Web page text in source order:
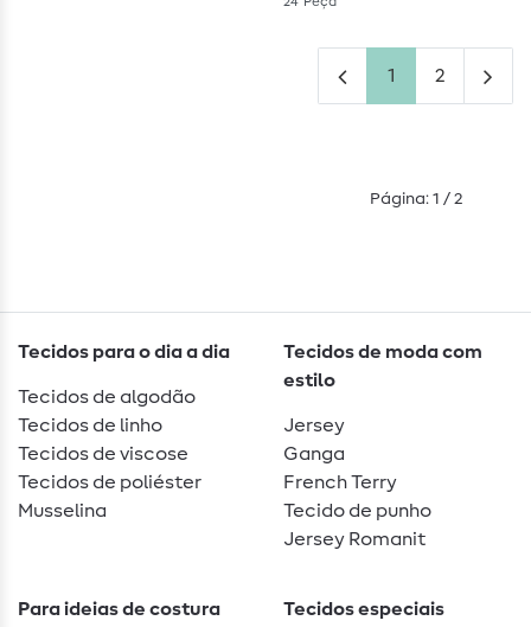
1 2
Página: 1 / 2
Tecidos para o dia a dia
Tecidos de algodão
Tecidos de linho
Tecidos de viscose
Tecidos de poliéster
Musselina
Tecidos de moda com
estilo
Jersey
Ganga
French Terry
Tecido de punho
Jersey Romanit
Para ideias de costura
Tecidos especiais